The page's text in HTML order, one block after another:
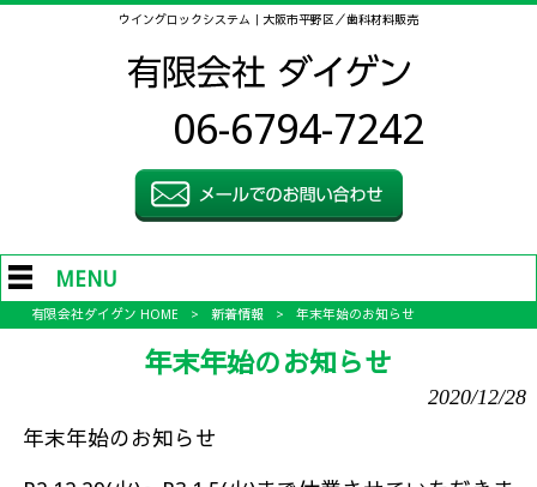
ウイングロックシステム｜大阪市平野区／歯科材料販売
06-6794-7242
MENU
有限会社ダイゲン HOME > 新着情報 > 年末年始のお知らせ
年末年始のお知らせ
2020/12/28
年末年始のお知らせ